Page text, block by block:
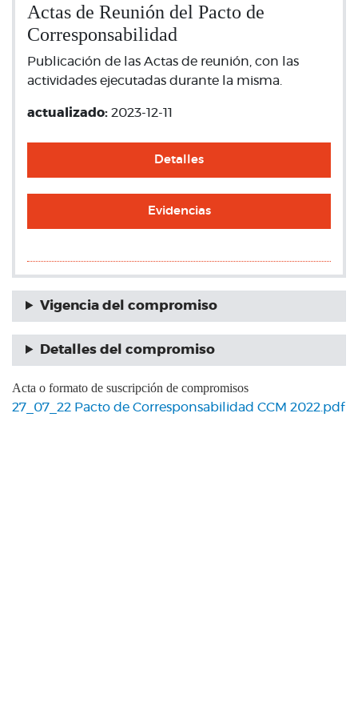
Actas de Reunión del Pacto de
Corresponsabilidad
Publicación de las Actas de reunión, con las
actividades ejecutadas durante la misma.
actualizado: 2023-12-11
Detalles
Evidencias
Vigencia del compromiso
Detalles del compromiso
Acta o formato de suscripción de compromisos
27_07_22 Pacto de Corresponsabilidad CCM 2022.pdf